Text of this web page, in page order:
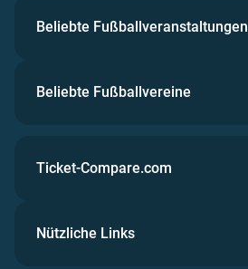
Beliebte Fußballveranstaltungen
Beliebte Fußballvereine
Ticket-Compare.com
Nützliche Links